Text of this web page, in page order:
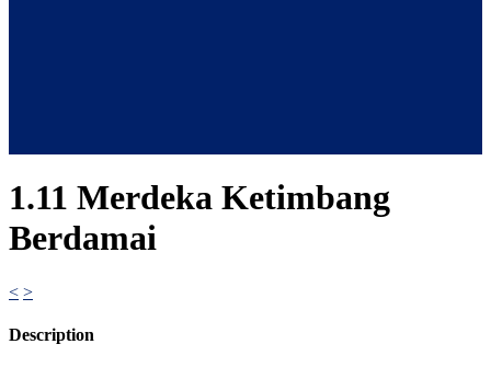
1.11 Merdeka Ketimbang
Berdamai
< >
Description